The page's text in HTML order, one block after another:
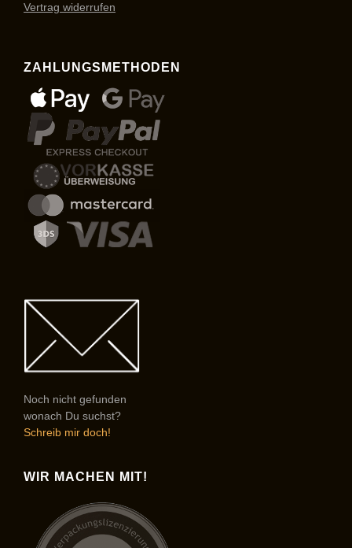
Vertrag widerrufen
ZAHLUNGSMETHODEN
Noch nicht gefunden
wonach Du suchst?
Schreib mir doch!
WIR MACHEN MIT!